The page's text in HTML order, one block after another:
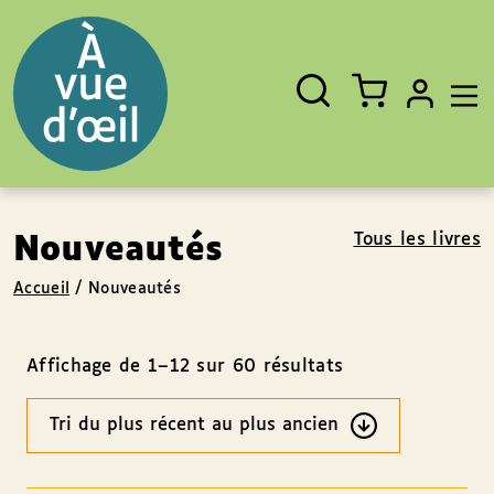
Fermer
Rechercher
un
livre,
un
auteur,
un
EAN
Nouveautés Tous les livres
Accueil / Nouveautés
Affichage de 1–12 sur 60 résultats
Ordre